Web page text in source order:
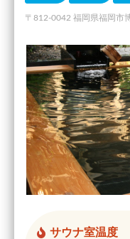
〒812-0042 福岡県福岡市
サウナ室温度